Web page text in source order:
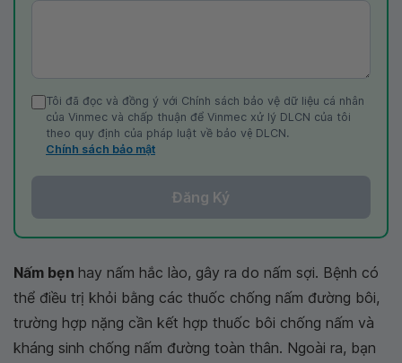
Tôi đã đọc và đồng ý với Chính sách bảo vệ dữ liệu cá nhân
của Vinmec và chấp thuận để Vinmec xử lý DLCN của tôi
theo quy định của pháp luật về bảo vệ DLCN.
Chính sách bảo mật
Đăng Ký
Nấm bẹn hay nấm hắc lào, gây ra do nấm sợi. Bệnh có
thể điều trị khỏi bằng các thuốc chống nấm đường bôi,
trường hợp nặng cần kết hợp thuốc bôi chống nấm và
kháng sinh chống nấm đường toàn thân. Ngoài ra, bạn